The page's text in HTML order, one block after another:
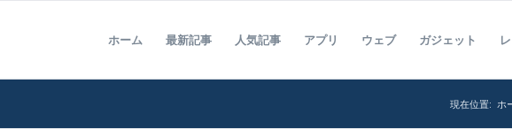
ホーム 最新記事 人気記事 アプリ ウェブ ガジェット
現在位置: ホ